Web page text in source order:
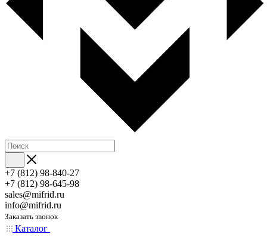
+7 (812) 98-840-27
+7 (812) 98-645-98
sales@mifrid.ru
info@mifrid.ru
Заказать звонок
Каталог